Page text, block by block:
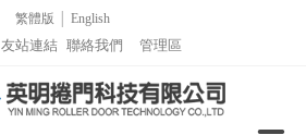
繁體版
English
友站連結 聯絡我們 管理區